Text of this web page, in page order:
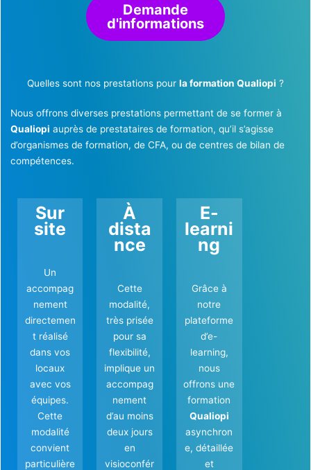
Demande
d'informations
Quelles sont nos prestations pour la formation Qualiopi ?
Nous offrons diverses prestations permettant de se former à
Qualiopi auprès de prestataires de formation, qu’il s’agisse
d’organismes de formation, de CFA, ou de centres de bilan de
compétences.
Sur
site
Un
accompag
nement
directemen
t réalisé
dans vos
locaux
avec vos
équipes.
Cette
modalité
convient
particulière
À
dista
nce
Cette
modalité,
très prisée
pour sa
flexibilité,
implique un
accompag
nement
d’au moins
deux jours
en
visioconfér
E-
learni
ng
Grâce à
notre
plateforme
d’e-
learning,
nous
offrons une
formation
Qualiopi
asynchron
e, détaillée
et